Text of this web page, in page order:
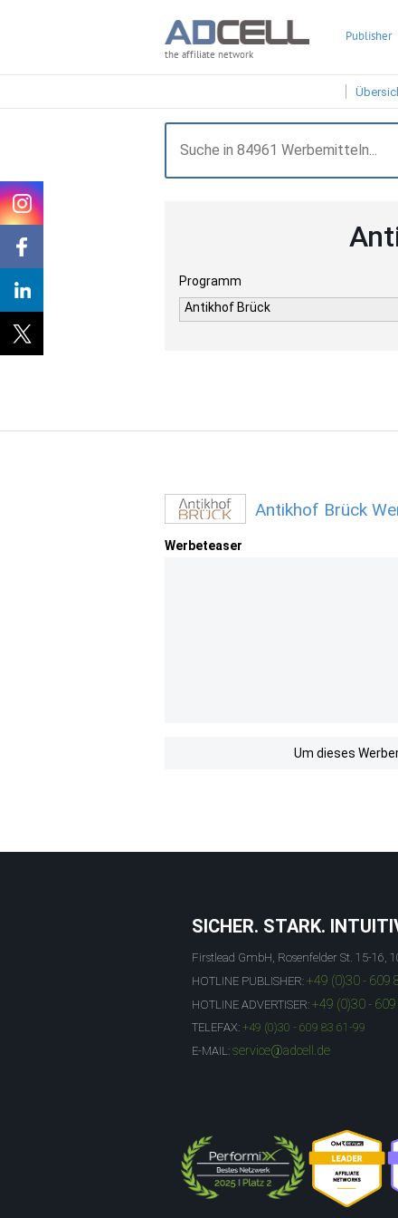
the affiliate network
Publisher
Programm
Antikhof Brück
Antikhof Brück
Werbeteaser
Um dieses
SICHER. STARK.
Firstlead GmbH, Rosenfelder St. 15-16,
HOTLINE PUBLISHER: +49 (0)30 - 609
HOTLINE ADVERTISER: +49 (0)30 -
TELEFAX: +49 (0)30 - 609 83 61-99
E-MAIL: service@adcell.de